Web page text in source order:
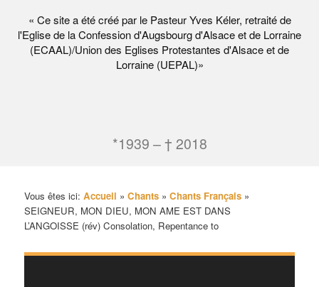
« Ce site a été créé par le Pasteur Yves Kéler, retraité de
l'Eglise de la Confession d'Augsbourg d'Alsace et de Lorraine
(ECAAL)/Union des Eglises Protestantes d'Alsace et de
Lorraine (UEPAL)»
*1939 – † 2018
Vous êtes ici:Accueil »Chants »Chants Français »
SEIGNEUR, MON DIEU, MON AME EST DANS
L’ANGOISSE (rév) Consolation, Repentance to